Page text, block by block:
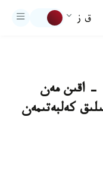
ق ز
- اقىن مەن
كەلبەتىمەن